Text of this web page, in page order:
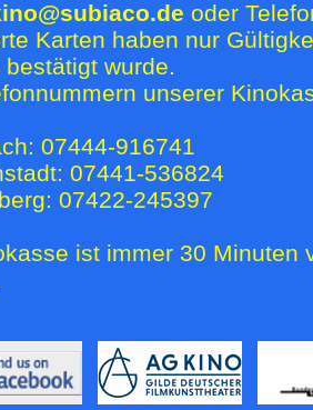
oder
Karten haben nur
wurde.
unserer
07444-916741
07441-536824
07422-245397
ist immer 30 Minuten